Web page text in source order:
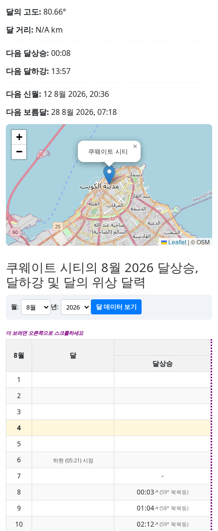
달의 고도: 80.66°
달 거리: N/A km
다음 달상승: 00:08
다음 달하강: 13:57
다음 신월: 12 8월 2026, 20:36
다음 보름달: 28 8월 2026, 07:18
쿠웨이트 시티
×
+
−
Leaflet | © OSM
쿠웨이트 시티의 8월 2026 달상승,
달하강 및 달의 위상 달력
월: 년: 달 데이터 보기
더 보려면 오른쪽으로 스크롤하세요
8월
달
달상승
1
2
3
4
5
6
하현 (05:21) 시점
7
-
8
00:03↑(59° 북북동)
9 01:04↑(58° 북북동)
10 02:12↑(59° 북북동)